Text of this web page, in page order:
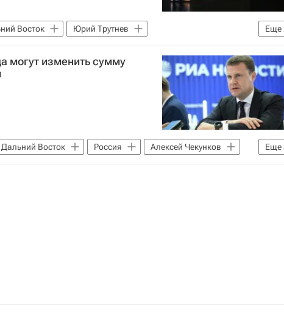
Еще
Восток
Юрий Трутнев
Земельные участки
могут изменить сумму
Еще
Дальний Восток Россия
Алексей Чекунков
России)
Ипотека Кредиты